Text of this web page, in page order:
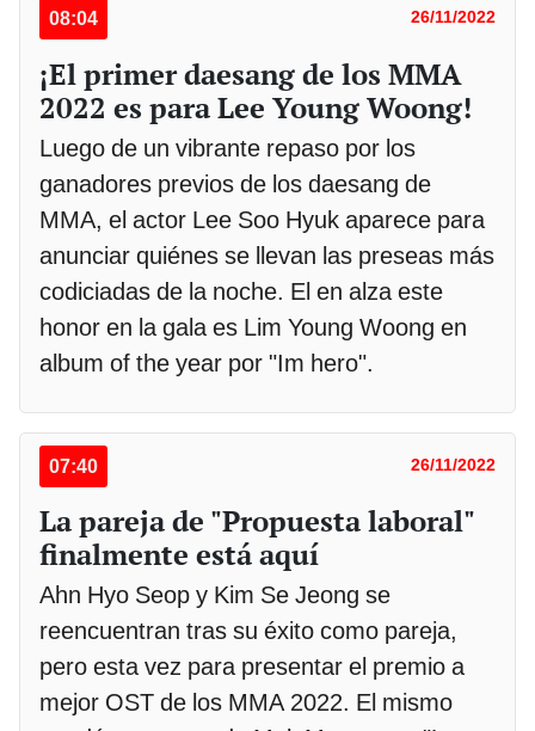
08:04 26/11/2022
¡El primer daesang de los MMA
2022 es para Lee Young Woong!
Luego de un vibrante repaso por los
ganadores previos de los daesang de
MMA, el actor Lee Soo Hyuk aparece para
anunciar quiénes se llevan las preseas más
codiciadas de la noche. El en alza este
honor en la gala es Lim Young Woong en
album of the year por "Im hero".
07:40 26/11/2022
La pareja de "Propuesta laboral"
finalmente está aquí
Ahn Hyo Seop y Kim Se Jeong se
reencuentran tras su éxito como pareja,
pero esta vez para presentar el premio a
mejor OST de los MMA 2022. El mismo